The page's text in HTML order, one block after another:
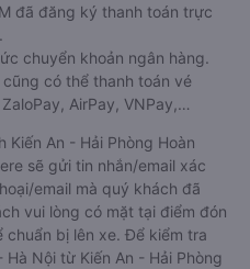
đã đăng ký thanh toán trực
chuyển khoản ngân hàng.
có thể thanh toán vé
AirPay, VNPay,…
Kiến An - Hải Phòng Hoàn
sẽ gửi tin nhắn/email xác
email mà quý khách đã
vui lòng có mặt tại điểm đón
bị lên xe. Để kiểm tra
Nội từ Kiến An - Hải Phòng